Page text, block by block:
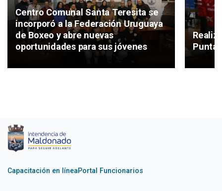
Centro Comunal Santa Teresita se
incorporó a la Federación Uruguaya
de Boxeo y abre nuevas
oportunidades para sus jóvenes
Punta
Capacitación en líneaPortal Funcionarios